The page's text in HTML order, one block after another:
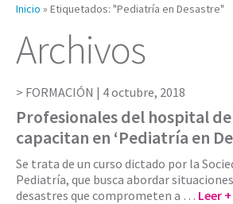
Inicio » Etiquetados: "Pediatría en Desastre"
Archivos
FORMACIÓN | 4 octubre, 2018
Profesionales del hospital
capacitan en ‘Pediatría en
Se trata de un curso dictado por la
Pediatría, que busca abordar
desastres que comprometen a … Leer +